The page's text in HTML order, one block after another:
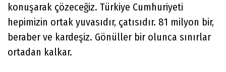
konuşarak çözeceğiz. Türkiye Cumhuriyeti
hepimizin ortak yuvasıdır, çatısıdır. 81 milyon bir,
beraber ve kardeşiz. Gönüller bir olunca sınırlar
ortadan kalkar.